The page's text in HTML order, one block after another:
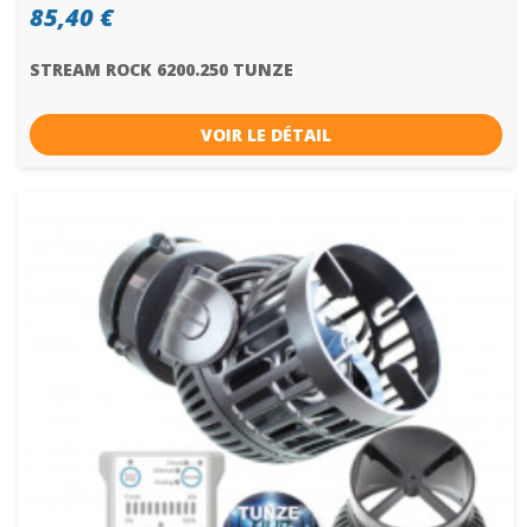
85,40 €
STREAM ROCK 6200.250 TUNZE
VOIR LE DÉTAIL